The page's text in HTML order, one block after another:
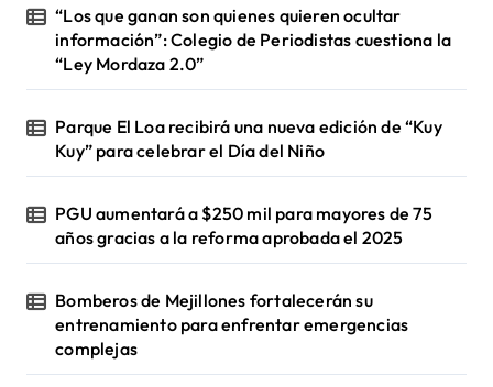
“Los que ganan son quienes quieren ocultar
información”: Colegio de Periodistas cuestiona la
“Ley Mordaza 2.0”
Parque El Loa recibirá una nueva edición de “Kuy
Kuy” para celebrar el Día del Niño
PGU aumentará a $250 mil para mayores de 75
años gracias a la reforma aprobada el 2025
Bomberos de Mejillones fortalecerán su
entrenamiento para enfrentar emergencias
complejas